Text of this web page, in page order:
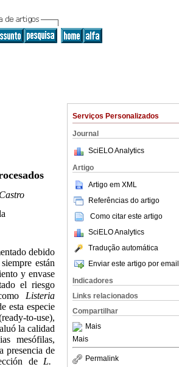
Serviços Personalizados
Journal
SciELO Analytics
Artigo
Artigo em XML
Referências do artigo
Como citar este artigo
SciELO Analytics
Tradução automática
Enviar este artigo por email
Indicadores
Links relacionados
Compartilhar
Mais
Mais
Permalink
debido
están
y envase
el riesgo
Listeria
esta especie
to-use),
la calidad
mesófilas,
presencia de
de L.